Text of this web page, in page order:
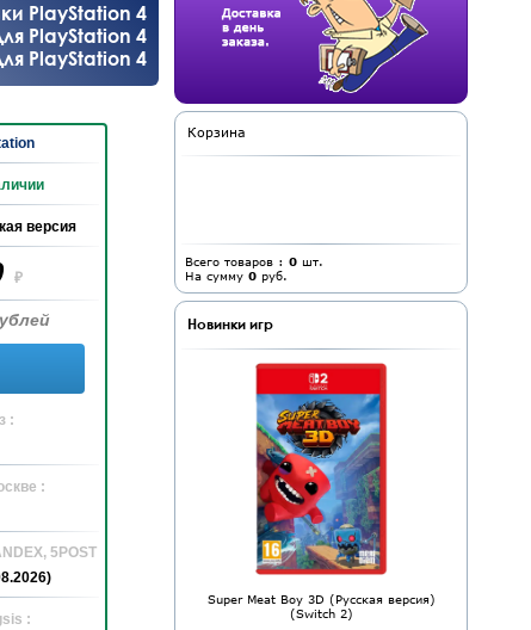
PlayStation 4
PlayStation 4
PlayStation 4
версия
₽
:
:
5POST
:
Корзина
Всего товаров : 0 шт.
На сумму 0 руб.
Новинки игр
Super Meat Boy 3D (Русская версия)
(Switch 2)